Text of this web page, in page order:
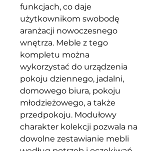
funkcjach, co daje
użytkownikom swobodę
aranżacji nowoczesnego
wnętrza. Meble z tego
kompletu można
wykorzystać do urządzenia
pokoju dziennego, jadalni,
domowego biura, pokoju
młodzieżowego, a także
przedpokoju. Modułowy
charakter kolekcji pozwala na
dowolne zestawianie mebli